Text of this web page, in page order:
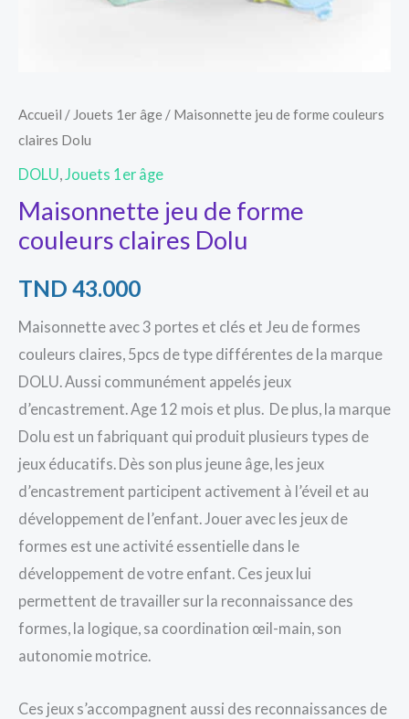
Accueil / Jouets 1er âge / Maisonnette jeu de forme couleurs
claires Dolu
DOLU Jouets 1er âge
Maisonnette jeu de forme
couleurs claires Dolu
TND 43.000
Maisonnette avec 3 portes et clés et Jeu de formes
couleurs claires, 5pcs de type différentes de la marque
DOLU. Aussi communément appelés jeux
d’encastrement. Age 12 mois et plus. De plus, la marque
Dolu est un fabriquant qui produit plusieurs types de
jeux éducatifs. Dès son plus jeune âge, les jeux
d’encastrement participent activement à l’éveil et au
développement de l’enfant. Jouer avec les jeux de
formes est une activité essentielle dans le
développement de votre enfant. Ces jeux lui
permettent de travailler sur la reconnaissance des
formes, la logique, sa coordination œil-main, son
autonomie motrice.
Ces jeux s’accompagnent aussi des reconnaissances de